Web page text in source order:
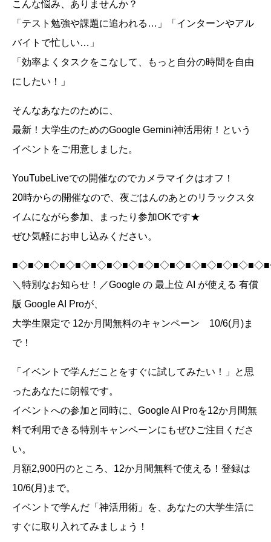
こんな悩み、ありませんか？
「テスト勉強や課題に追われる…」「インターンやアル
バイトで忙しい…」
「効率よくタスクをこなして、もっと自分の時間を自由
にしたい！」
そんなあなたのために、
最新！大学生のためのGoogle Gemini神活用術！という
イベントをご用意しました。
YouTubeLiveでの開催なのでカメラマイクはオフ！
20時からの開催なので、夜ごはんのあとのリラックスタ
イムにながら参加、まったり参加OKです★
ぜひ気軽にお申し込みください。
＼特別なお知らせ！／Google の 最上位 AI が使える 有償
版 Google AI Proが、
大学生限定で 12か月間無料のキャンペーン 10/6(月)ま
で！
「イベントで学んだことをすぐに試してみたい！」と思
ったあなたに朗報です。
イベントへの参加と同時に、Google AI Proを12か月間無
料で利用できる特別キャンペーンにもぜひご注目くださ
い。
月額2,900円のところ、12か月間無料で使える！登録は
10/6(月)まで。
イベントで学んだ「神活用術」を、あなたの大学生活に
すぐに取り入れてみましょう！